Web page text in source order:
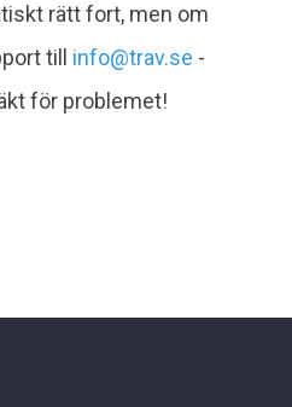
rätt fort, men om
till info@trav.se -
för problemet!